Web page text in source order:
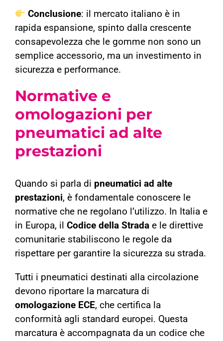
Conclusione: il mercato italiano è in
rapida espansione, spinto dalla crescente
consapevolezza che le gomme non sono un
semplice accessorio, ma un investimento in
sicurezza e performance.
Normative e
omologazioni per
pneumatici ad alte
prestazioni
Quando si parla di pneumatici ad alte
prestazioni, è fondamentale conoscere le
normative che ne regolano l’utilizzo. In Italia e
in Europa, il Codice della Stradae le direttive
comunitarie stabiliscono le regole da
rispettare per garantire la sicurezza su strada.
Tutti i pneumatici destinati alla circolazione
devono riportare la marcatura di
omologazione ECE, che certifica la
conformità agli standard europei. Questa
marcatura è accompagnata da un codice che